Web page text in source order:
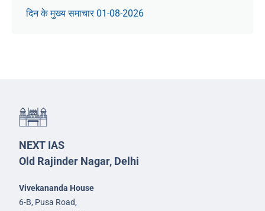
दिन के मुख्य समाचार 01-08-2026
NEXT IAS
Old Rajinder Nagar, Delhi
Vivekananda House
6-B, Pusa Road,